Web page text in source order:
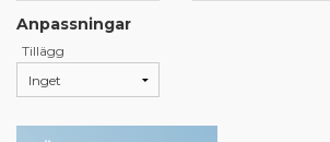
Anpassningar
Tillägg